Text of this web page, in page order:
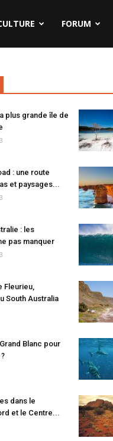
FORUM
plus grande île de
: une route
et paysages...
: les
pas manquer
Fleurieu,
South Australia
Blanc pour
dans le
et le Centre...